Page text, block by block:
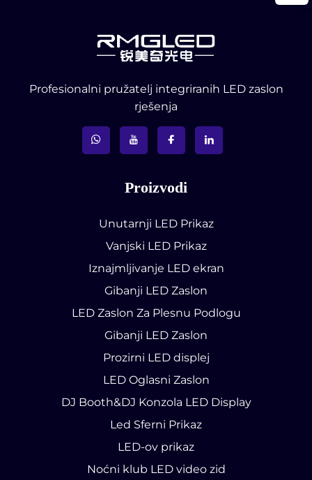
Profesionalni pružatelj integriranih LED zaslon
rješenja
Proizvodi
Unutarnji LED Prikaz
Vanjski LED Prikaz
Iznajmljivanje LED ekran
Gibanji LED Zaslon
LED Zaslon Za Plesnu Podlogu
Gibanji LED Zaslon
Prozirni LED displej
LED Oglasni Zaslon
DJ Booth&DJ Konzola LED Display
Led Sferni Prikaz
LED-ov prikaz
Noćni klub LED video zid